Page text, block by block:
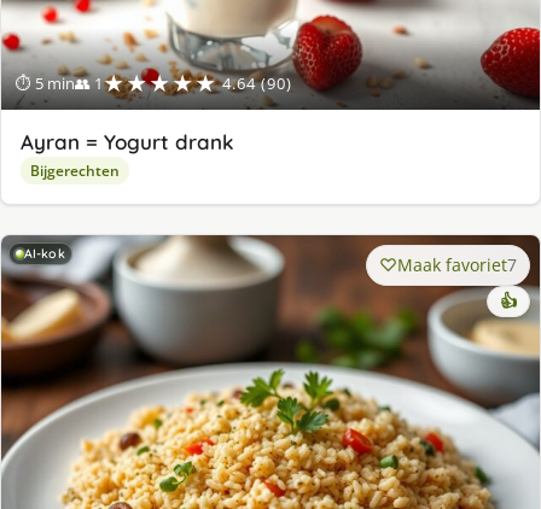
⏱ 5 min👥 1★★★★★ 4.64 (90)
Ayran = Yogurt drank
Bijgerechten
AI-kok Maak favoriet7
👍